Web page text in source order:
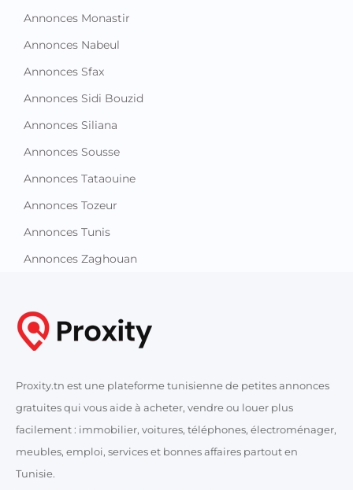
Annonces Monastir
Annonces Nabeul
Annonces Sfax
Annonces Sidi Bouzid
Annonces Siliana
Annonces Sousse
Annonces Tataouine
Annonces Tozeur
Annonces Tunis
Annonces Zaghouan
Proxity.tn est une plateforme tunisienne de petites annonces
gratuites qui vous aide à acheter, vendre ou louer plus
facilement : immobilier, voitures, téléphones, électroménager,
meubles, emploi, services et bonnes affaires partout en
Tunisie.